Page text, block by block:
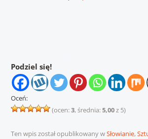
Podziel się!
Oceń:
(ocen:3, średnia:5,00z 5)
Ten wpis został opublikowany wSłowianie,